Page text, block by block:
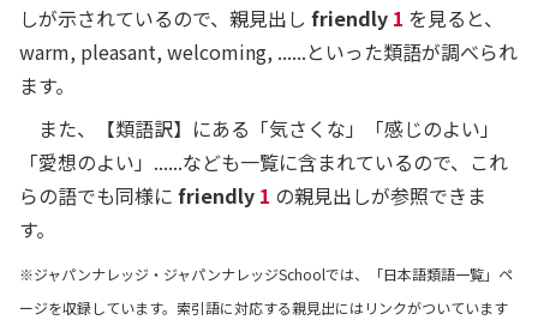
しが示されているので、親見出し friendly 1 を見ると、
warm, pleasant, welcoming, ......といった類語が調べられ
ます。
また、【類語訳】にある「気さくな」「感じのよい」
「愛想のよい」......なども一覧に含まれているので、これ
らの語でも同様に friendly 1 の親見出しが参照できま
す。
※ジャパンナレッジ・ジャパンナレッジSchoolでは、「日本語類語一覧」ペ
ージを収録しています。索引語に対応する親見出にはリンクがついています